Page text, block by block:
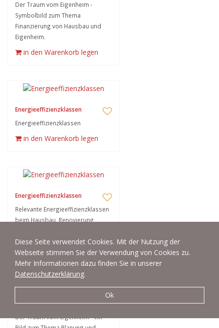
Diese Seite verwendet Cookies. Mit der Nutzung der
Webseite stimmen Sie der Verwendung von Cookies zu.
Mehr Informationen dazu finden Sie in unserer
Datenschutzerklärung.
Ok
Der Traum vom Eigenheim -
Symbolbild zum Thema
Finanzierung von Hausbau und
Eigenheim.
in den Warenkorb legen
Energieeffizienzklassen
Energieeffizienzklassen
in den Warenkorb legen
Energieeffizienzklassen
Relevante Energieeffizienzklassen
beim Hausbau, Renovierung,
in den Warenkorb legen
Planung Eigenheim
Der Traum vom Eigenheim - ein